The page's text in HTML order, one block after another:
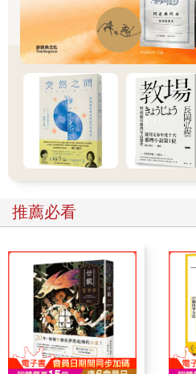
康，這也是為何英國食品部為推廣
發給大眾。孩子們逐漸愛上胡蘿蔔
友的棒棒糖甚至被插在竹籤上的粗
製作胡蘿蔔蛋糕時，我喜歡使用全
量，和其他食材也配合得更好。雖
（cream cheese）或奶油霜（
中的腰果優格糊，因為堅果與胡蘿
棒。但如果你偏好奶油乳酪或奶油
使用模具：二個直徑18～20 cm（7
特級初榨橄欖油 250 ml（9 fl oz）
原蔗糖（德梅拉拉糖）（raw
全蛋 4顆
全麥麵粉或斯佩爾特小麥全穀粉
橙皮屑 ½顆份
肉桂粉 2小匙
肉豆蔻籽粉（ground nutmeg） 2
推薦必看